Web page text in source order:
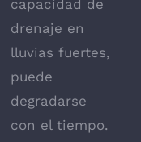
capacidad de
drenaje en
lluvias fuertes,
puede
degradarse
con el tiempo.